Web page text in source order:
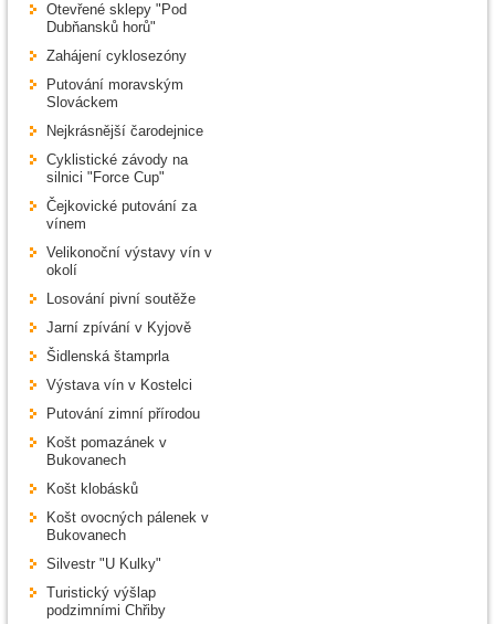
Otevřené sklepy "Pod
Dubňansků horů"
Zahájení cyklosezóny
Putování moravským
Slováckem
Nejkrásnější čarodejnice
Cyklistické závody na
silnici "Force Cup"
Čejkovické putování za
vínem
Velikonoční výstavy vín v
okolí
Losování pivní soutěže
Jarní zpívání v Kyjově
Šidlenská štamprla
Výstava vín v Kostelci
Putování zimní přírodou
Košt pomazánek v
Bukovanech
Košt klobásků
Košt ovocných pálenek v
Bukovanech
Silvestr "U Kulky"
Turistický výšlap
podzimními Chřiby